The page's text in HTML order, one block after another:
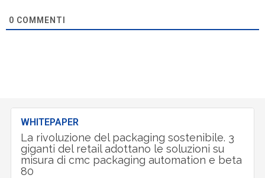
0 COMMENTI
WHITEPAPER
La rivoluzione del packaging sostenibile. 3
giganti del retail adottano le soluzioni su
misura di cmc packaging automation e beta
80